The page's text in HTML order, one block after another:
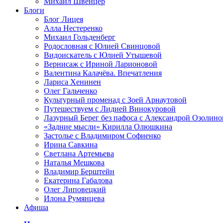
Блоги
Блог Лицея
Алла Нестеренко
Михаил Гольденберг
Родословная с Юлией Свинцовой
Видоискатель с Юлией Утышевой
Вернисаж с Ириной Ларионовой
Валентина Калачёва. Впечатления
Лариса Хенинен
Олег Гальченко
Культурный променад с Зоей Арнаутовой
Путешествуем с Лидией Винокуровой
Лазурный Берег без пафоса с Александрой
«Задние мысли» Кирилла Олюшкина
Застолье с Владимиром Софиенко
Ирина Савкина
Светлана Артемьева
Наталья Мешкова
Владимир Берштейн
Екатерина Габалова
Олег Липовецкий
Илона Румянцева
Афиша